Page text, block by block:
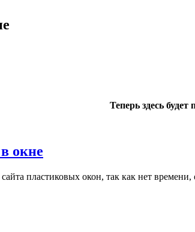
Теперь здесь
окне
плас­ти­ковых окон, так как нет вре­мени,